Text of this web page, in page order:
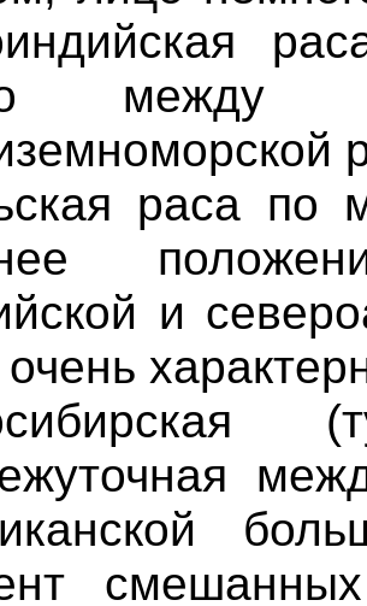
между
раса по
и